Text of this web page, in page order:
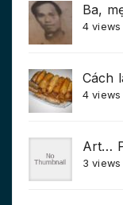
Ba,
4 views
Cách
4 views
Art…
3 views